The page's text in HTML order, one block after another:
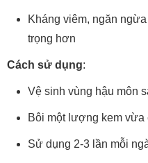
Kháng viêm, ngăn
trọng hơn
Cách sử dụng:
Vệ sinh vùng hậu môn
Bôi một lượng kem
Sử dụng 2-3 lần mỗi